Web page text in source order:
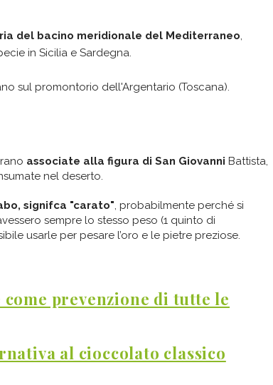
del bacino meridionale del Mediterraneo,
in Sicilia e Sardegna.
sul promontorio dell'Argentario (Toscana).
associate alla figura di San Giovanni Battista,
nel deserto.
signifca "carato", probabilmente perché si
sempre lo stesso peso (1 quinto di
usarle per pesare l’oro e le pietre preziose.
prevenzione di tutte le
al cioccolato classico